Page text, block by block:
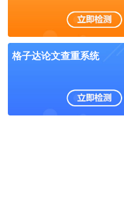
格子达论文查重系统